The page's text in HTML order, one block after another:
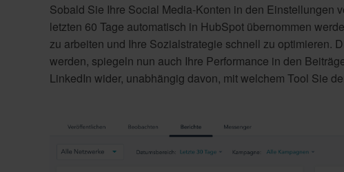
Sobald Sie Ihre Social Media-Konten in den Einstellungen
letzten 60 Tage automatisch in HubSpot übernommen
zu arbeiten und Ihre Sozialstrategie schnell zu optimieren.
werden, spiegeln nun auch Ihre Performance in den
LinkedIn wider, unabhängig davon, mit welchem Tool Sie